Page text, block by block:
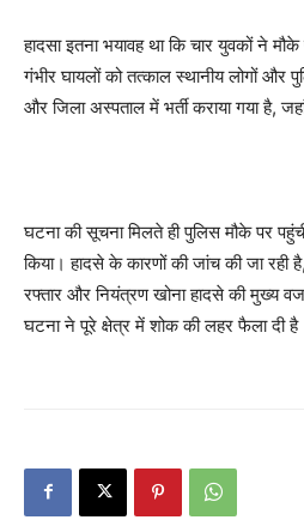
हादसा इतना भयावह था कि चार युवकों ने मौके
गंभीर घायलों को तत्काल स्थानीय लोगों और
और जिला अस्पताल में भर्ती कराया गया है,
घटना की सूचना मिलते ही पुलिस मौके पर
किया। हादसे के कारणों की जांच की जा रही
रफ्तार और नियंत्रण खोना हादसे की मुख्य
घटना ने पूरे क्षेत्र में शोक की लहर फैला दी है